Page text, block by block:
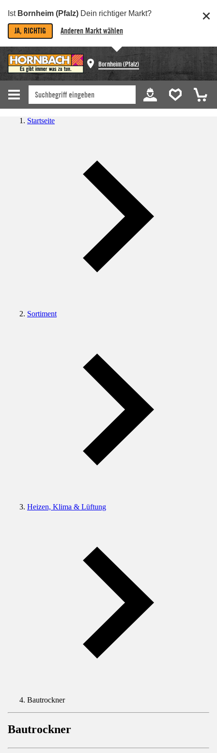
Ist Bornheim (Pfalz) Dein richtiger Markt?
JA, RICHTIG Anderen Markt wählen
Bornheim (Pfalz)
Startseite
Sortiment
Heizen, Klima & Lüftung
Bautrockner
Bautrockner